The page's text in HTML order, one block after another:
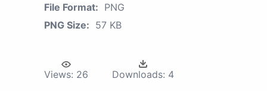
File Format: PNG
PNG Size: 57 KB
Views: 26 Downloads: 4